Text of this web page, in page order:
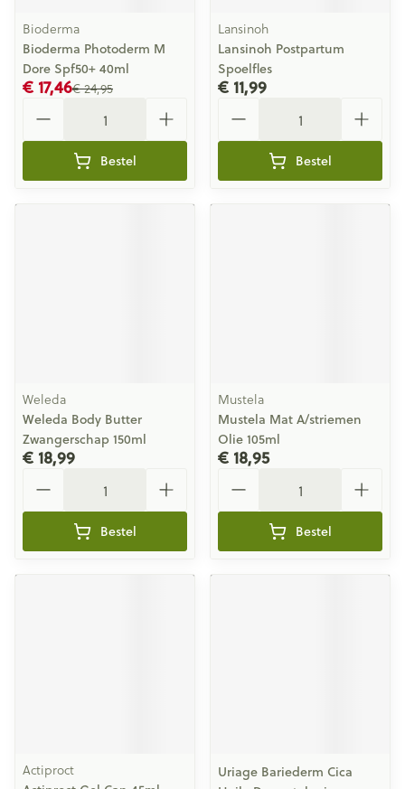
Bioderma
Bioderma Photoderm M
Dore Spf50+ 40ml
€ 24,95
€ 17,46
Bestel
Lansinoh
Lansinoh Postpartum
Spoelfles
€ 11,99
Bestel
Weleda
Weleda Body Butter
Zwangerschap 150ml
€ 18,99
Bestel
Mustela
Mustela Mat A/striemen
Olie 105ml
€ 18,95
Bestel
Actiproct
Uriage Bariederm Cica